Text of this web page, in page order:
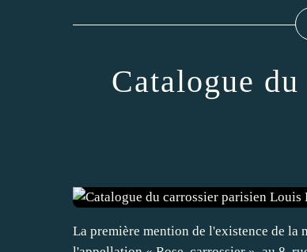
Catalogue
La première mention de l'existence de la